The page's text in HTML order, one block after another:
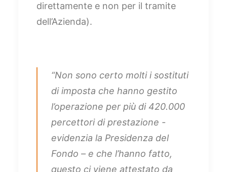
direttamente e non per il tramite
dell’Azienda).
“Non sono certo molti i sostituti
di imposta che hanno gestito
l’operazione per più di 420.000
percettori di prestazione -
evidenzia la Presidenza del
Fondo – e che l’hanno fatto,
questo ci viene attestato da